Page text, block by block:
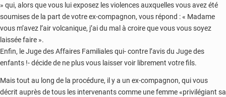
» qui, alors que vous lui exposez les violences auxquelles vous avez été
soumises de la part de votre ex-compagnon, vous répond : « Madame
vous m’avez l’air volcanique, j’ai du mal à croire que vous vous soyez
laissée faire ».
Enfin, le Juge des Affaires Familiales qui- contre l’avis du Juge des
enfants !- décide de ne plus vous laisser voir librement votre fils.
Mais tout au long de la procédure, il y a un ex-compagnon, qui vous
décrit auprès de tous les intervenants comme une femme «privilégiant sa